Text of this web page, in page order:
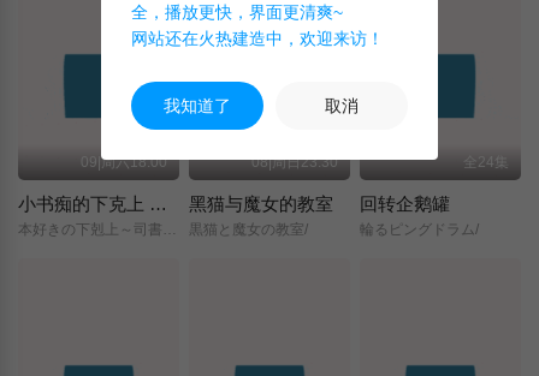
09|周六18:00
小书痴的下克上 〜为了成为图书管理员而不择手段〜 领主的养女
本好きの下剋上～司書になるためには手段を選んでいられません～/領主の養女/
08|周日23:30
黑猫与魔女的教室
黒猫と魔女の教室/
全24集
回转企鹅罐
輪るピングドラム/
全，播放更快，界面更清爽~
网站还在火热建造中，欢迎来访！
我知道了 取消